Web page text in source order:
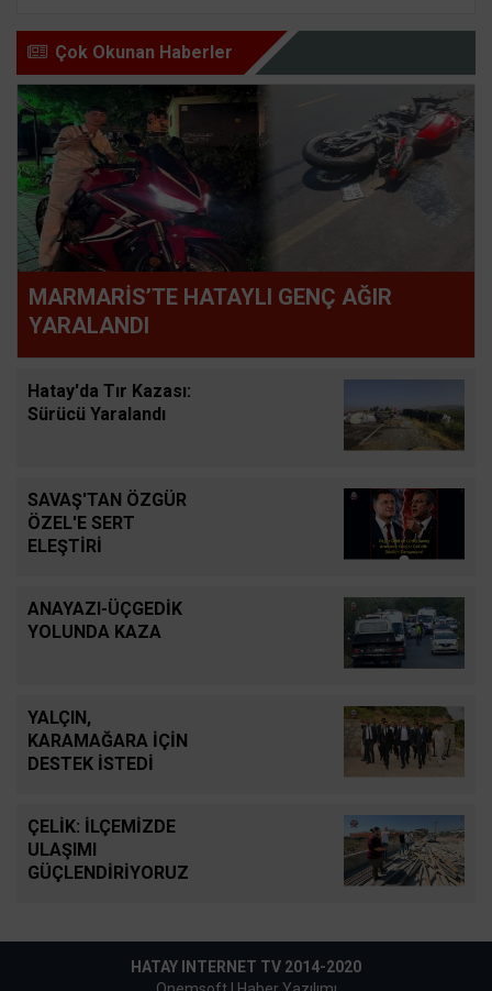
Çok Okunan Haberler
MARMARİS’TE HATAYLI GENÇ AĞIR
YARALANDI
Hatay'da Tır Kazası:
Sürücü Yaralandı
SAVAŞ'TAN ÖZGÜR
ÖZEL'E SERT
ELEŞTİRİ
ANAYAZI-ÜÇGEDİK
YOLUNDA KAZA
YALÇIN,
KARAMAĞARA İÇİN
DESTEK İSTEDİ
ÇELİK: İLÇEMİZDE
ULAŞIMI
GÜÇLENDİRİYORUZ
HATAY INTERNET TV 2014-2020